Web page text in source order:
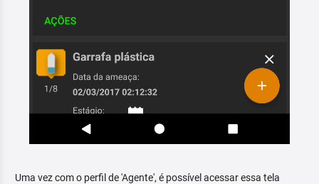
Uma vez com o perfil de 'Agente', é possível acessar essa tela